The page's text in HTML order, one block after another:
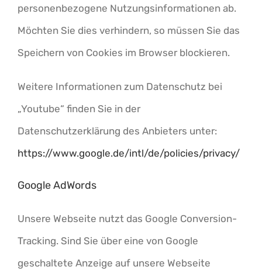
personenbezogene Nutzungsinformationen ab.
Möchten Sie dies verhindern, so müssen Sie das
Speichern von Cookies im Browser blockieren.
Weitere Informationen zum Datenschutz bei
„Youtube“ finden Sie in der
Datenschutzerklärung des Anbieters unter:
https://www.google.de/intl/de/policies/privacy/
Google AdWords
Unsere Webseite nutzt das Google Conversion-
Tracking. Sind Sie über eine von Google
geschaltete Anzeige auf unsere Webseite